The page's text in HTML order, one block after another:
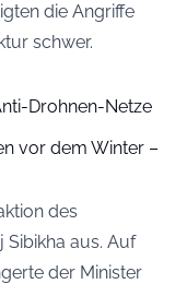
die Angriffe
schwer.
Drohnen-Netze
vor dem Winter –
des
Sibikha aus. Auf
der Minister